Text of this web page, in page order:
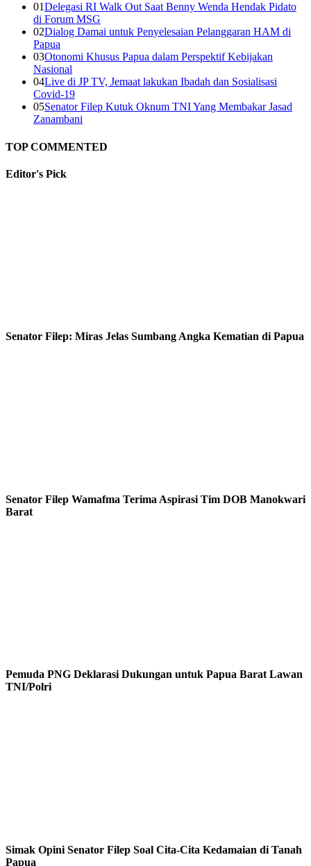
01Delegasi RI Walk Out Saat Benny Wenda Hendak Pidato
di Forum MSG
02Dialog Damai untuk Penyelesaian Pelanggaran HAM di
Papua
03Otonomi Khusus Papua dalam Perspektif Kebijakan
Nasional
04Live di JP TV, Jemaat lakukan Ibadah dan Sosialisasi
Covid-19
05Senator Filep Kutuk Oknum TNI Yang Membakar Jasad
Zanambani
TOP COMMENTED
Editor's Pick
Senator Filep: Miras Jelas Sumbang Angka Kematian di Papua
Senator Filep Wamafma Terima Aspirasi Tim DOB Manokwari
Barat
Pemuda PNG Deklarasi Dukungan untuk Papua Barat Lawan
TNI/Polri
Simak Opini Senator Filep Soal Cita-Cita Kedamaian di Tanah
Papua